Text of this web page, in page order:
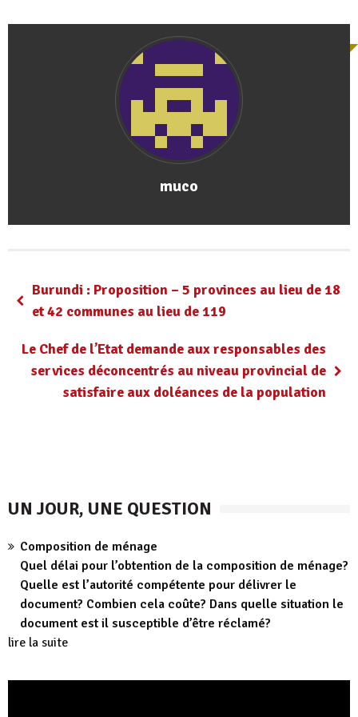
muco
Burundi : Proposition – 5 provinces au lieu de 18
et 42 communes au lieu de 119
Le Chef de l’Etat demande aux responsables des
services déconcentrés au niveau provincial de
satisfaire aux doléances de la population
UN JOUR, UNE QUESTION
Composition de ménage
Quel délai pour l’obtention de la composition de ménage?
Quelle est l’autorité compétente pour délivrer le
document? Combien cela coûte? Dans quelle situation le
document est il susceptible d’être réclamé?
lire la suite